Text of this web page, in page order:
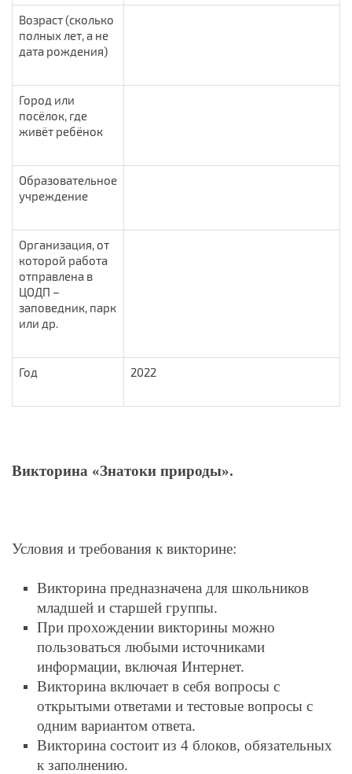
Возраст (сколько
полных лет, а не
дата рождения)
Город или
посёлок, где
живёт ребёнок
Образовательное
учреждение
Организация, от
которой работа
отправлена в
ЦОДП –
заповедник, парк
или др.
Год 2022
Викторина «Знатоки природы».
Условия и требования к викторине:
Викторина предназначена для школьников
младшей и старшей группы.
При прохождении викторины можно
пользоваться любыми источниками
информации, включая Интернет.
Викторина включает в себя вопросы с
открытыми ответами и тестовые вопросы с
одним вариантом ответа.
Викторина состоит из 4 блоков, обязательных
к заполнению.